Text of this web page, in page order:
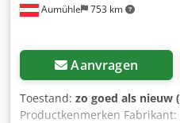
Aumühle 753 km
Aanvragen
Toestand: zo goed als nieuw
Productkenmerken